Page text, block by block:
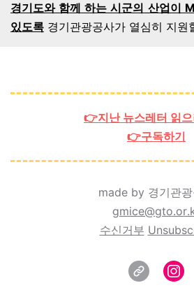
경기도와 함께 하는 시군의 산업이
있도록 경기관광공사가 열심히 지원
👉지난 뉴스레터 읽으
👉구독하기
made by 경기관
수신거부